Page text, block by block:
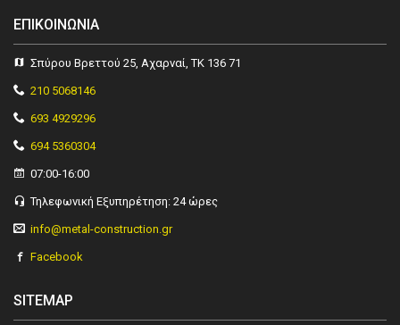
ΕΠΙΚΟΙΝΩΝΊΑ
Σπύρου Βρεττού 25, Αχαρναί, ΤΚ 136 71
210 5068146
693 4929296
694 5360304
07:00-16:00
Τηλεφωνική Εξυπηρέτηση: 24 ώρες
info@metal-construction.gr
Facebook
SITEMAP